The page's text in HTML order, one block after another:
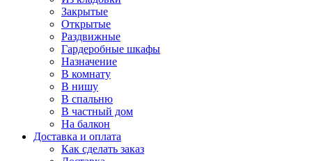
Закрытые
Открытые
Раздвижные
Гардеробные шкафы
Назначение
В комнату
В нишу
В спальню
В частный дом
На балкон
Доставка и оплата
Как сделать заказ